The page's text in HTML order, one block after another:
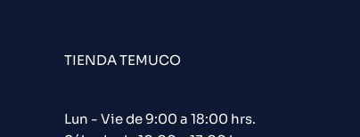
TIENDA TEMUCO
Lun - Vie de 9:00 a 18:00 hrs.